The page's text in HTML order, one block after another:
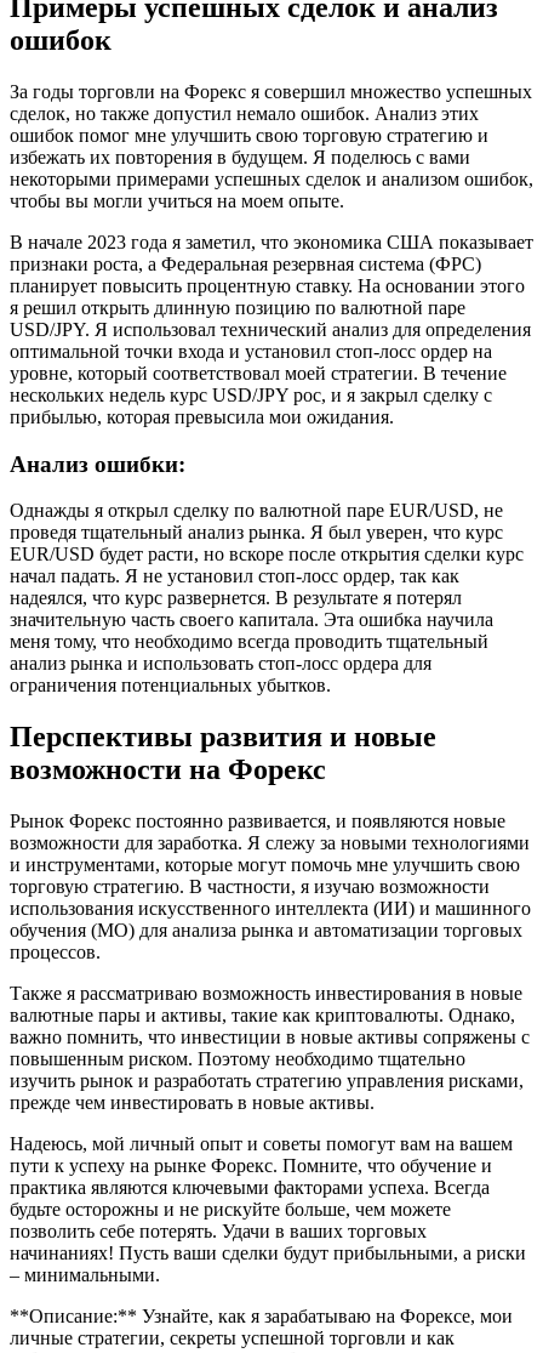
Примеры успешных сделок и анализ
ошибок
За годы торговли на Форекс я совершил множество успешных
сделок, но также допустил немало ошибок. Анализ этих
ошибок помог мне улучшить свою торговую стратегию и
избежать их повторения в будущем. Я поделюсь с вами
некоторыми примерами успешных сделок и анализом ошибок,
чтобы вы могли учиться на моем опыте.
В начале 2023 года я заметил, что экономика США показывает
признаки роста, а Федеральная резервная система (ФРС)
планирует повысить процентную ставку. На основании этого
я решил открыть длинную позицию по валютной паре
USD/JPY. Я использовал технический анализ для определения
оптимальной точки входа и установил стоп-лосс ордер на
уровне, который соответствовал моей стратегии. В течение
нескольких недель курс USD/JPY рос, и я закрыл сделку с
прибылью, которая превысила мои ожидания.
Анализ ошибки:
Однажды я открыл сделку по валютной паре EUR/USD, не
проведя тщательный анализ рынка. Я был уверен, что курс
EUR/USD будет расти, но вскоре после открытия сделки курс
начал падать. Я не установил стоп-лосс ордер, так как
надеялся, что курс развернется. В результате я потерял
значительную часть своего капитала. Эта ошибка научила
меня тому, что необходимо всегда проводить тщательный
анализ рынка и использовать стоп-лосс ордера для
ограничения потенциальных убытков.
Перспективы развития и новые
возможности на Форекс
Рынок Форекс постоянно развивается, и появляются новые
возможности для заработка. Я слежу за новыми технологиями
и инструментами, которые могут помочь мне улучшить свою
торговую стратегию. В частности, я изучаю возможности
использования искусственного интеллекта (ИИ) и машинного
обучения (МО) для анализа рынка и автоматизации торговых
процессов.
Также я рассматриваю возможность инвестирования в новые
валютные пары и активы, такие как криптовалюты. Однако,
важно помнить, что инвестиции в новые активы сопряжены с
повышенным риском. Поэтому необходимо тщательно
изучить рынок и разработать стратегию управления рисками,
прежде чем инвестировать в новые активы.
Надеюсь, мой личный опыт и советы помогут вам на вашем
пути к успеху на рынке Форекс. Помните, что обучение и
практика являются ключевыми факторами успеха. Всегда
будьте осторожны и не рискуйте больше, чем можете
позволить себе потерять. Удачи в ваших торговых
начинаниях! Пусть ваши сделки будут прибыльными, а риски
– минимальными.
**Описание:** Узнайте, как я зарабатываю на Форексе, мои
личные стратегии, секреты успешной торговли и как